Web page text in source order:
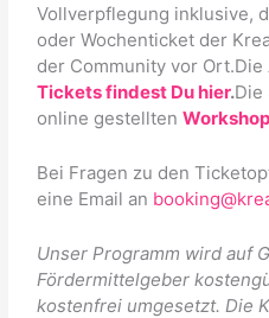
Vollverpflegung inklusive,
oder Wochenticket der
der Community vor Ort.Die
Tickets findest Du hier.Die
online gestellten
Bei Fragen zu den
eine Email an
Unser Programm wird auf
Fördermittelgeber
kostenfrei umgesetzt. Die